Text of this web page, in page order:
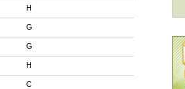
H
G
G
H
C